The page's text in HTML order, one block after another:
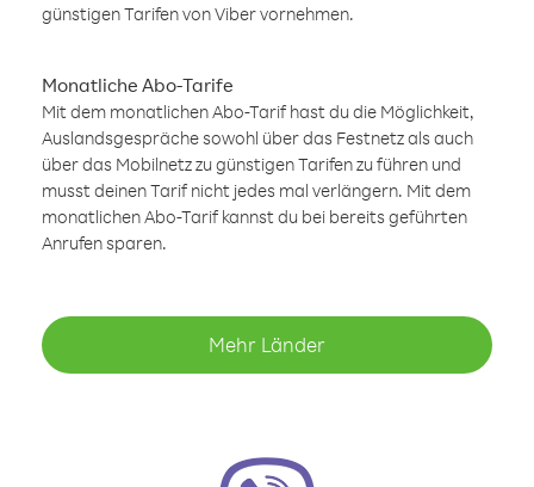
günstigen Tarifen von Viber vornehmen.
Monatliche Abo-Tarife
Mit dem monatlichen Abo-Tarif hast du die Möglichkeit,
Auslandsgespräche sowohl über das Festnetz als auch
über das Mobilnetz zu günstigen Tarifen zu führen und
musst deinen Tarif nicht jedes mal verlängern. Mit dem
monatlichen Abo-Tarif kannst du bei bereits geführten
Anrufen sparen.
Mehr Länder